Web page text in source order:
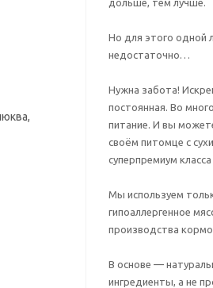
дольше, тем лучше.
Но для этого одной
недостаточно…
Нужна забота!
постоянная. Во
питание. И вы
своём питомце с
суперпремиум
Мы используем
гипоаллергенное
производства
В основе —
ингредиенты, а не